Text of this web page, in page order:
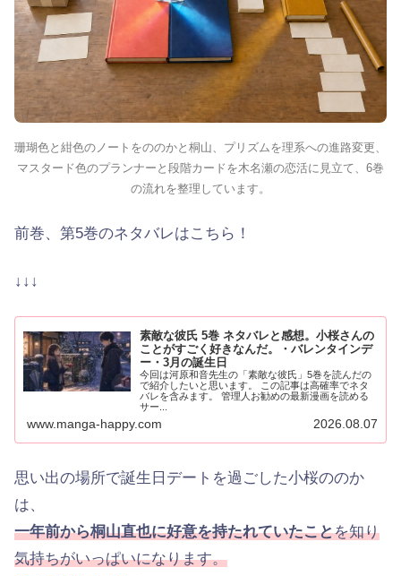
珊瑚色と紺色のノートをののかと桐山、プリズムを理系への進路変更、
マスタード色のプランナーと段階カードを木名瀬の恋活に見立て、6巻
の流れを整理しています。
前巻、第5巻のネタバレはこちら！
↓↓↓
素敵な彼氏 5巻 ネタバレと感想。小桜さんの
ことがすごく好きなんだ。・バレンタインデ
ー・3月の誕生日
今回は河原和音先生の「素敵な彼氏」5巻を読んだの
で紹介したいと思います。 この記事は高確率でネタ
バレを含みます。 管理人お勧めの最新漫画を読める
サー...
www.manga-happy.com 2026.08.07
思い出の場所で誕生日デートを過ごした小桜ののか
は、
一年前から桐山直也に好意を持たれていたことを知り
気持ちがいっぱいになります。